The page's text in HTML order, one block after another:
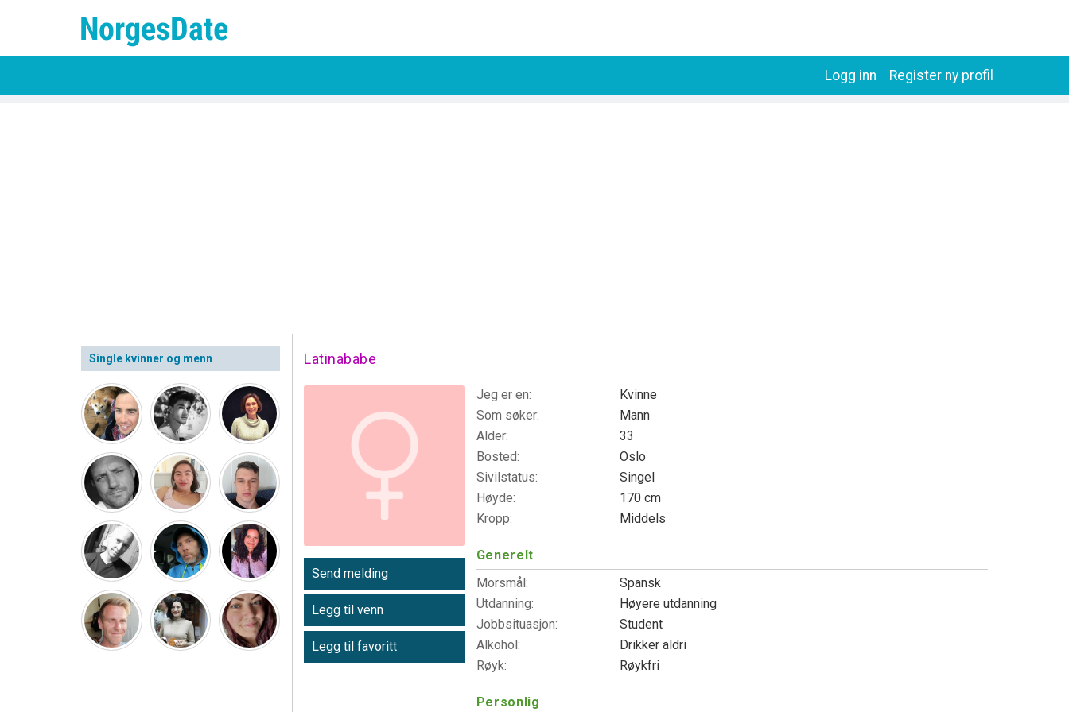
Register ny profil
Logg inn
Single kvinner og menn Latinababe
Send melding
Legg til venn
Legg til favoritt
Jeg er en:
Kvinne
Som søker:
Mann
Alder:
33
Bosted:
Oslo
Sivilstatus:
Singel
Høyde:
170 cm
Kropp:
Middels
Generelt
Morsmål:
Spansk
Utdanning:
Høyere utdanning
Jobbsituasjon:
Student
Alkohol:
Drikker aldri
Røyk:
Røykfri
Personlig